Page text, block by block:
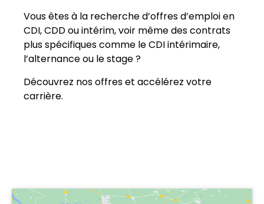
Vous êtes à la recherche d’offres d’emploi en
CDI, CDD ou intérim, voir même des contrats
plus spécifiques comme le CDI intérimaire,
l’alternance ou le stage ?
Découvrez nos offres et accélérez votre
carrière.